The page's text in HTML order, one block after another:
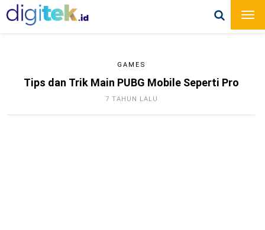
GAMES
Tips dan Trik Main PUBG Mobile Seperti Pro
7 TAHUN LALU